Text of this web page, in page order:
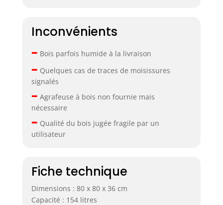
Inconvénients
– Bois parfois humide à la livraison
– Quelques cas de traces de moisissures
signalés
– Agrafeuse à bois non fournie mais
nécessaire
– Qualité du bois jugée fragile par un
utilisateur
Fiche technique
Dimensions : 80 x 80 x 36 cm
Capacité : 154 litres